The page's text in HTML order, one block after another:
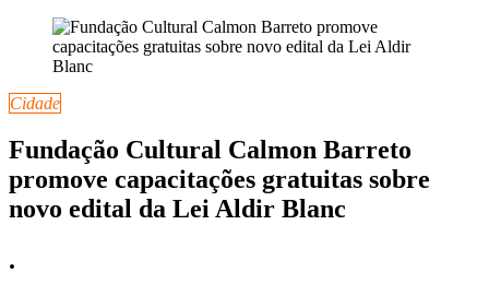
Cidade
Fundação Cultural Calmon Barreto
promove capacitações gratuitas sobre
novo edital da Lei Aldir Blanc
.